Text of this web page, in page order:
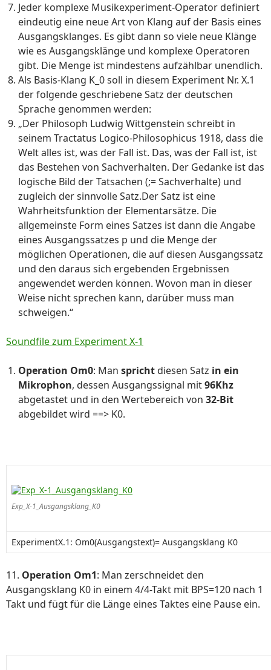
Jeder komplexe Musikexperiment-Operator definiert
eindeutig eine neue Art von Klang auf der Basis eines
Ausgangsklanges. Es gibt dann so viele neue Klänge
wie es Ausgangsklänge und komplexe Operatoren
gibt. Die Menge ist mindestens aufzählbar unendlich.
Als Basis-Klang K_0 soll in diesem Experiment Nr. X.1
der folgende geschriebene Satz der deutschen
Sprache genommen werden:
„Der Philosoph Ludwig Wittgenstein schreibt in
seinem Tractatus Logico-Philosophicus 1918, dass die
Welt alles ist, was der Fall ist. Das, was der Fall ist, ist
das Bestehen von Sachverhalten. Der Gedanke ist das
logische Bild der Tatsachen (;= Sachverhalte) und
zugleich der sinnvolle Satz.Der Satz ist eine
Wahrheitsfunktion der Elementarsätze. Die
allgemeinste Form eines Satzes ist dann die Angabe
eines Ausgangssatzes p und die Menge der
möglichen Operationen, die auf diesen Ausgangssatz
und den daraus sich ergebenden Ergebnissen
angewendet werden können. Wovon man in dieser
Weise nicht sprechen kann, darüber muss man
schweigen.“
Soundfile zum Experiment X-1
Operation Om0: Man sprichtdiesen Satz in ein
Mikrophon, dessen Ausgangssignal mit96Khz
abgetastet und in den Wertebereich von 32-Bit
abgebildet wird ==> K0.
Exp_X-1_Ausgangsklang_K0
ExperimentX.1: Om0(Ausgangstext)= Ausgangsklang K0
11. Operation Om1: Man zerschneidet den
Ausgangsklang K0 in einem 4/4-Takt mit BPS=120 nach 1
Takt und fügt für die Länge eines Taktes eine Pause ein.